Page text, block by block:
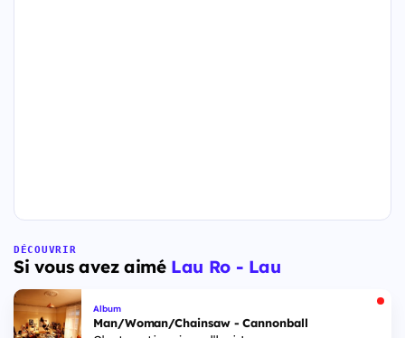
DÉCOUVRIR
Si vous avez aimé Lau Ro - Lau
Album
Man/Woman/Chainsaw - Cannonball